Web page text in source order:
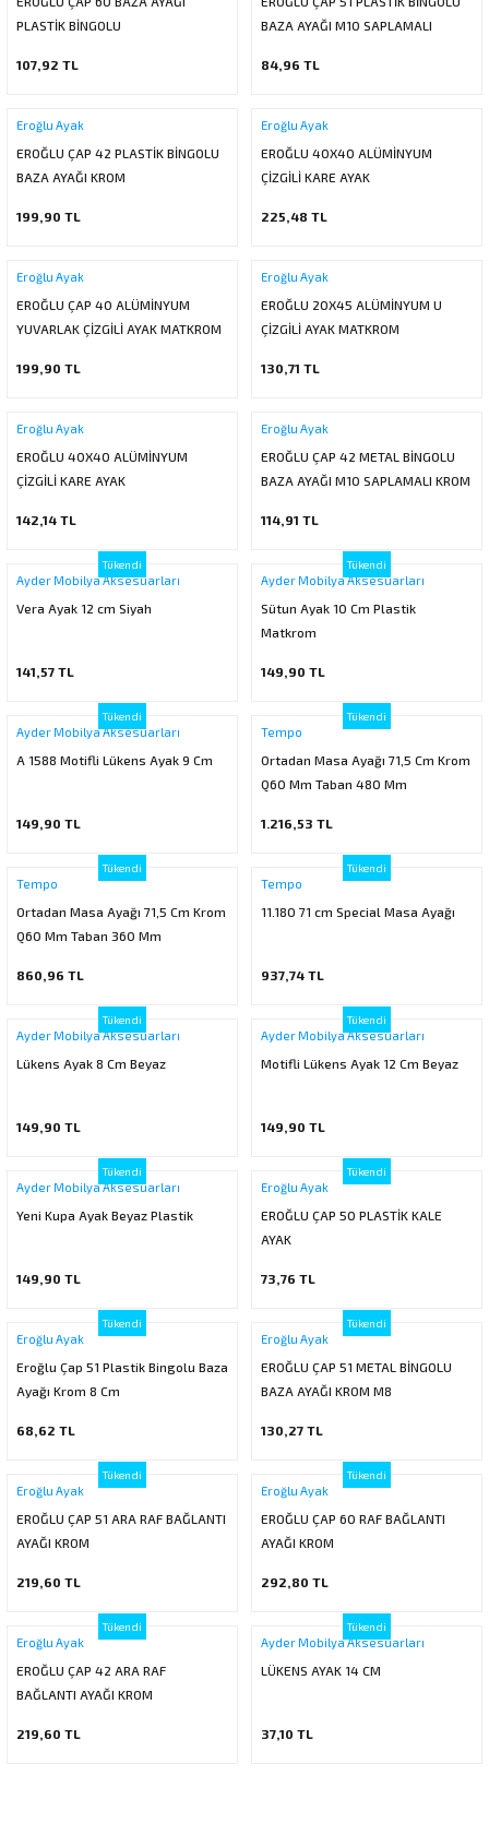
Kapı Rakamları/Yönlendirme
Kapı Altı Fırça
Sürgüler
Teknik Malzemeler
Acil Çıkış Kapısı Kilidi
Gömme Emniyet Kilitleri
Elektrikli Kapı Karşılıkları
Alüminyum Folyo Bant
Fırçalar
Çekiç/Keser
Pense
PLASTİK BİNGOLU
107,92 TL
BAZA AYAĞI M10 SAPLAMALI
84,96 TL
Eroğlu Ayak
EROĞLU ÇAP 42 PLASTİK BİNGOLU
BAZA AYAĞI KROM
199,90 TL
Eroğlu Ayak
EROĞLU 40X40 ALÜMİNYUM
ÇİZGİLİ KARE AYAK
225,48 TL
Eroğlu Ayak
EROĞLU ÇAP 40 ALÜMİNYUM
YUVARLAK ÇİZGİLİ AYAK MATKROM
199,90 TL
Eroğlu Ayak
EROĞLU 20X45 ALÜMİNYUM U
ÇİZGİLİ AYAK MATKROM
130,71 TL
Eroğlu Ayak
EROĞLU 40X40 ALÜMİNYUM
ÇİZGİLİ KARE AYAK
142,14 TL
Eroğlu Ayak
EROĞLU ÇAP 42 METAL BİNGOLU
BAZA AYAĞI M10 SAPLAMALI KROM
114,91 TL
Tükendi
Ayder Mobilya Aksesuarları
Vera Ayak 12 cm Siyah
141,57 TL
Tükendi
Ayder Mobilya Aksesuarları
Sütun Ayak 10 Cm Plastik
Matkrom
149,90 TL
Tükendi
Ayder Mobilya Aksesuarları
A 1588 Motifli Lükens Ayak 9 Cm
149,90 TL
Tükendi
Tempo
Ortadan Masa Ayağı 71,5 Cm Krom
Q60 Mm Taban 480 Mm
1.216,53 TL
Tükendi
Tempo
Ortadan Masa Ayağı 71,5 Cm Krom
Q60 Mm Taban 360 Mm
860,96 TL
Tükendi
Tempo
11.180 71 cm Special Masa Ayağı
937,74 TL
Tükendi
Ayder Mobilya Aksesuarları
Lükens Ayak 8 Cm Beyaz
149,90 TL
Tükendi
Ayder Mobilya Aksesuarları
Motifli Lükens Ayak 12 Cm Beyaz
149,90 TL
Tükendi
Ayder Mobilya Aksesuarları
Yeni Kupa Ayak Beyaz Plastik
149,90 TL
Tükendi
Eroğlu Ayak
EROĞLU ÇAP 50 PLASTİK KALE
AYAK
73,76 TL
Tükendi
Eroğlu Ayak
Eroğlu Çap 51 Plastik Bingolu Baza
Ayağı Krom 8 Cm
68,62 TL
Tükendi
Eroğlu Ayak
EROĞLU ÇAP 51 METAL BİNGOLU
BAZA AYAĞI KROM M8
130,27 TL
Tükendi
Eroğlu Ayak
EROĞLU ÇAP 51 ARA RAF BAĞLANTI
AYAĞI KROM
219,60 TL
Tükendi
Eroğlu Ayak
EROĞLU ÇAP 60 RAF BAĞLANTI
AYAĞI KROM
292,80 TL
Tükendi
Eroğlu Ayak
EROĞLU ÇAP 42 ARA RAF
BAĞLANTI AYAĞI KROM
219,60 TL
Tükendi
Ayder Mobilya Aksesuarları
LÜKENS AYAK 14 CM
37,10 TL